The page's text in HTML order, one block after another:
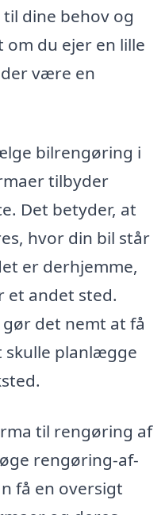
dine behov og
om du ejer en lille
der være en
bilrengøring i
tilbyder
Det betyder, at
hvor din bil står
er derhjemme,
et andet sted.
det nemt at få
skulle planlægge
til rengøring af
rengøring-af-
få en oversigt